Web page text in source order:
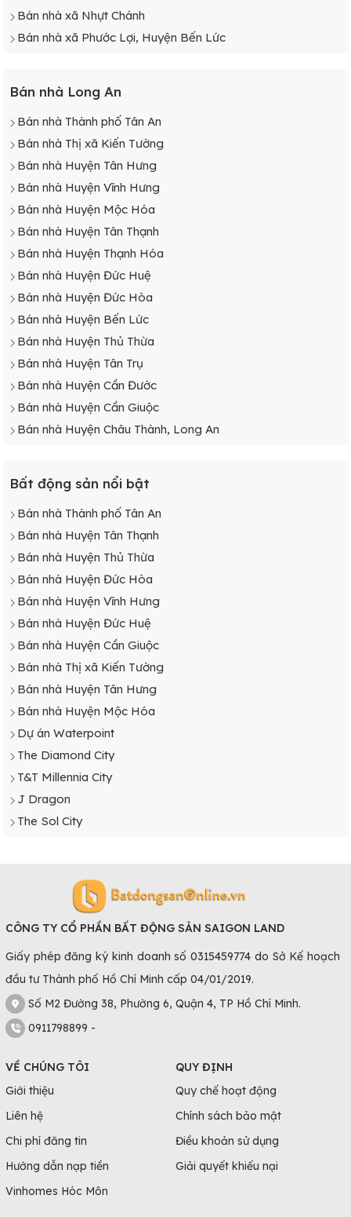
Bán nhà xã Nhựt Chánh
Bán nhà xã Phước Lợi, Huyện Bến Lức
Bán nhà Long An
Bán nhà Thành phố Tân An
Bán nhà Thị xã Kiến Tường
Bán nhà Huyện Tân Hưng
Bán nhà Huyện Vĩnh Hưng
Bán nhà Huyện Mộc Hóa
Bán nhà Huyện Tân Thạnh
Bán nhà Huyện Thạnh Hóa
Bán nhà Huyện Đức Huệ
Bán nhà Huyện Đức Hòa
Bán nhà Huyện Bến Lức
Bán nhà Huyện Thủ Thừa
Bán nhà Huyện Tân Trụ
Bán nhà Huyện Cần Đước
Bán nhà Huyện Cần Giuộc
Bán nhà Huyện Châu Thành, Long An
Bất động sản nổi bật
Bán nhà Thành phố Tân An
Bán nhà Huyện Tân Thạnh
Bán nhà Huyện Thủ Thừa
Bán nhà Huyện Đức Hòa
Bán nhà Huyện Vĩnh Hưng
Bán nhà Huyện Đức Huệ
Bán nhà Huyện Cần Giuộc
Bán nhà Thị xã Kiến Tường
Bán nhà Huyện Tân Hưng
Bán nhà Huyện Mộc Hóa
Dự án Waterpoint
The Diamond City
T&T Millennia City
J Dragon
The Sol City
CÔNG TY CỔ PHẦN BẤT ĐỘNG SẢN SAIGON LAND
Giấy phép đăng ký kinh doanh số 0315459774 do Sở Kế hoạch
đầu tư Thành phố Hồ Chí Minh cấp 04/01/2019.
Số M2 Đường 38, Phường 6, Quận 4, TP Hồ Chí Minh.
0911798899 -
VỀ CHÚNG TÔI
Giới thiệu
Liên hệ
Chi phí đăng tin
Hướng dẫn nạp tiền
Vinhomes Hóc Môn
QUY ĐỊNH
Quy chế hoạt động
Chính sách bảo mật
Điều khoản sử dụng
Giải quyết khiếu nại